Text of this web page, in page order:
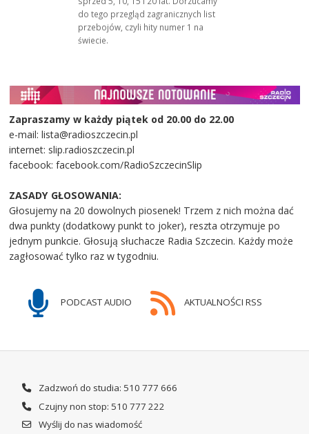
do tego przegląd zagranicznych list
przebojów, czyli hity numer 1 na
świecie.
Zapraszamy w każdy piątek od 20.00 do 22.00
e-mail: lista@radioszczecin.pl
internet: slip.radioszczecin.pl
facebook: facebook.com/RadioSzczecinSlip
ZASADY GŁOSOWANIA:
Głosujemy na 20 dowolnych piosenek! Trzem z nich można dać
dwa punkty (dodatkowy punkt to joker), reszta otrzymuje po
jednym punkcie. Głosują słuchacze Radia Szczecin. Każdy może
zagłosować tylko raz w tygodniu.
PODCAST AUDIO AKTUALNOŚCI RSS
Zadzwoń do studia: 510 777 666
Czujny non stop: 510 777 222
Wyślij do nas wiadomość